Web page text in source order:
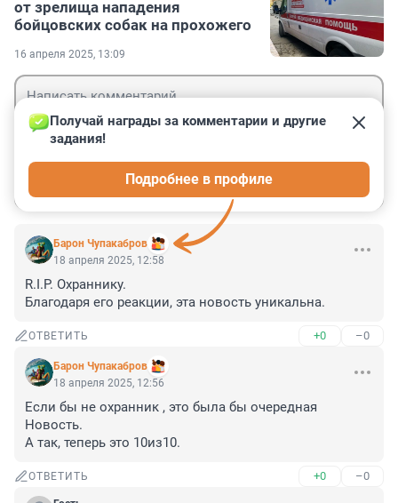
от зрелища нападения
бойцовских собак на прохожего
16 апреля 2025, 13:09
Барон Чупакабров
Получай награды за комментарии и другие
задания!
Подробнее в профиле
18 апреля 2025, 12:58
R.I.P. Охраннику.
Благодаря его реакции, эта новость уникальна.
ОТВЕТИТЬ +0 –0
Барон Чупакабров
18 апреля 2025, 12:56
Если бы не охранник , это была бы очередная
Новость.
А так, теперь это 10из10.
ОТВЕТИТЬ +0 –0